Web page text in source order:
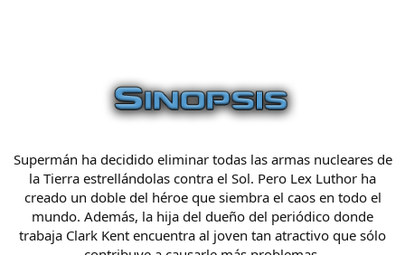
Supermán ha decidido eliminar todas las armas nucleares de
la Tierra estrellándolas contra el Sol. Pero Lex Luthor ha
creado un doble del héroe que siembra el caos en todo el
mundo. Además, la hija del dueño del periódico donde
trabaja Clark Kent encuentra al joven tan atractivo que sólo